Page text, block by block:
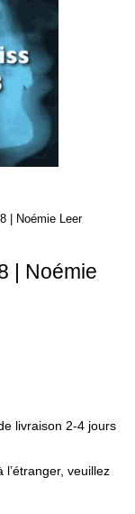
| Noémie Leer
| Noémie
livraison 2-4 jours
veuillez